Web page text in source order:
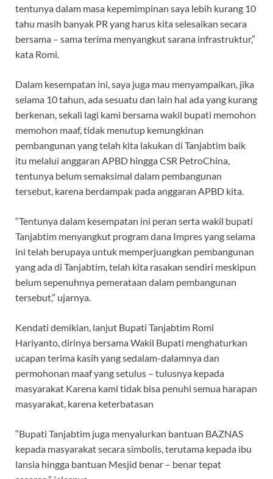
tentunya dalam masa kepemimpinan saya lebih kurang 10
tahu masih banyak PR yang harus kita selesaikan secara
bersama – sama terima menyangkut sarana infrastruktur,”
kata Romi.
Dalam kesempatan ini, saya juga mau menyampaikan, jika
selama 10 tahun, ada sesuatu dan lain hal ada yang kurang
berkenan, sekali lagi kami bersama wakil bupati memohon
memohon maaf, tidak menutup kemungkinan
pembangunan yang telah kita lakukan di Tanjabtim baik
itu melalui anggaran APBD hingga CSR PetroChina,
tentunya belum semaksimal dalam pembangunan
tersebut, karena berdampak pada anggaran APBD kita.
“Tentunya dalam kesempatan ini peran serta wakil bupati
Tanjabtim menyangkut program dana Impres yang selama
ini telah berupaya untuk memperjuangkan pembangunan
yang ada di Tanjabtim, telah kita rasakan sendiri meskipun
belum sepenuhnya pemerataan dalam pembangunan
tersebut,” ujarnya.
Kendati demikian, lanjut Bupati Tanjabtim Romi
Hariyanto, dirinya bersama Wakil Bupati menghaturkan
ucapan terima kasih yang sedalam-dalamnya dan
permohonan maaf yang setulus – tulusnya kepada
masyarakat Karena kami tidak bisa penuhi semua harapan
masyarakat, karena keterbatasan
“Bupati Tanjabtim juga menyalurkan bantuan BAZNAS
kepada masyarakat secara simbolis, terutama kepada ibu
lansia hingga bantuan Mesjid benar – benar tepat